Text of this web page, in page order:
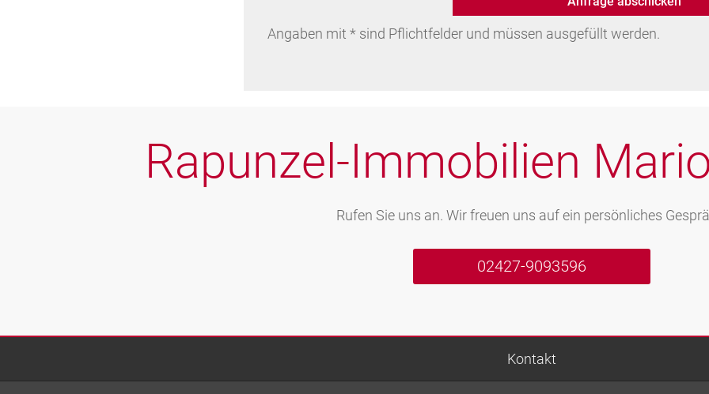
Angaben mit * sind Pflichtfelder und müssen ausgefüllt werden.
Rapunzel-Immobilien
Rufen Sie uns an. Wir freuen uns auf ein persönliches
02427-9093596
Kontakt